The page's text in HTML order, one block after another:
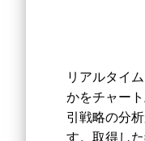
リアルタイ
かをチャー
引戦略の分
す。取得し